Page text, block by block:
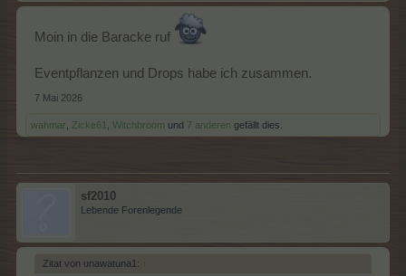
Moin in die Baracke ruf
Eventpflanzen und Drops habe ich zusammen.
7 Mai 2026
wahmar Zicke61 Witchbroom und 7 anderen gefällt dies.
sf2010
Lebende Forenlegende
Zitat von unawatuna1: ↑